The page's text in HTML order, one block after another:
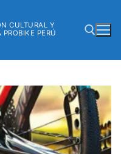
CULTURAL Y
PROBIKE PERÚ